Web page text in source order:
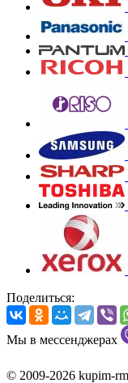
Поделиться:
Мы в мессенджерах
© 2009-2026 kupim-